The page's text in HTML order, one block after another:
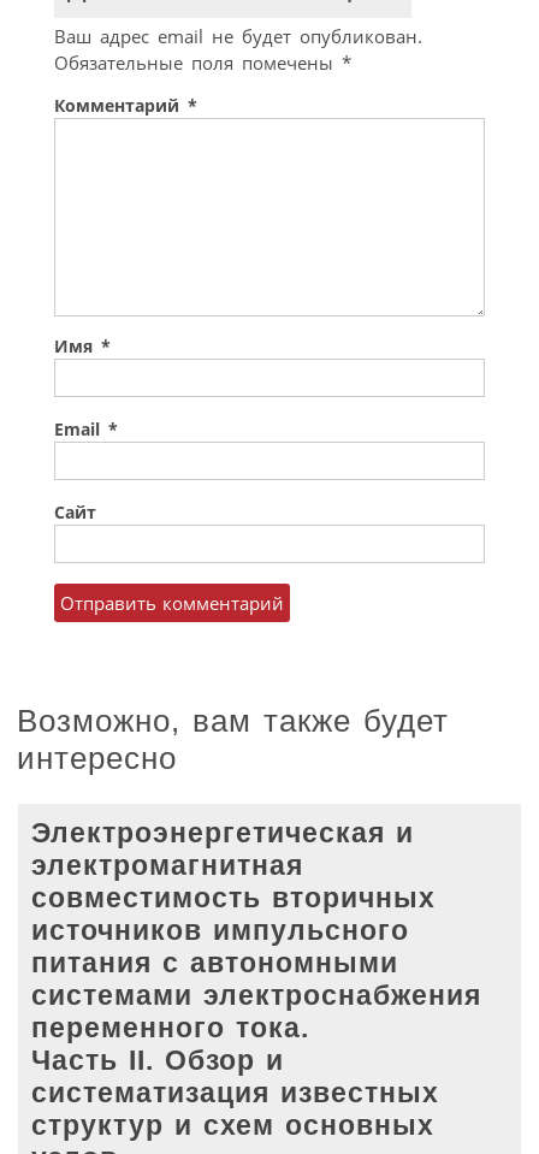
Ваш адрес email не будет опубликован.
Обязательные поля помечены *
Комментарий *
Имя *
Email *
Сайт
Возможно, вам также будет
интересно
Электроэнергетическая и
электромагнитная
совместимость вторичных
источников импульсного
питания с автономными
системами электроснабжения
переменного тока.
Часть II. Обзор и
систематизация известных
структур и схем основных